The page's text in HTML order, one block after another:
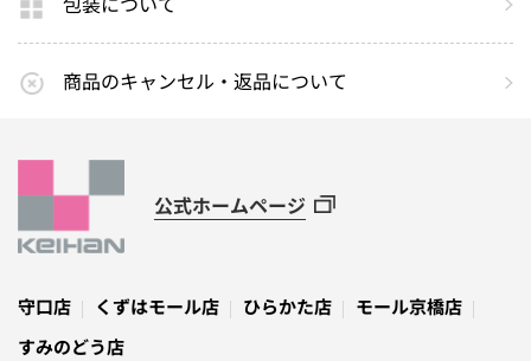
商品のキャンセル・返品について
公式ホームページ
守口店 くずはモール店 ひらかた店
モール京橋店
すみのどう店